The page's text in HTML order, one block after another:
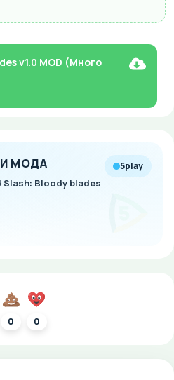
v1.0 MOD (Много
МОДА
Slash: Bloody blades
5play
0 0